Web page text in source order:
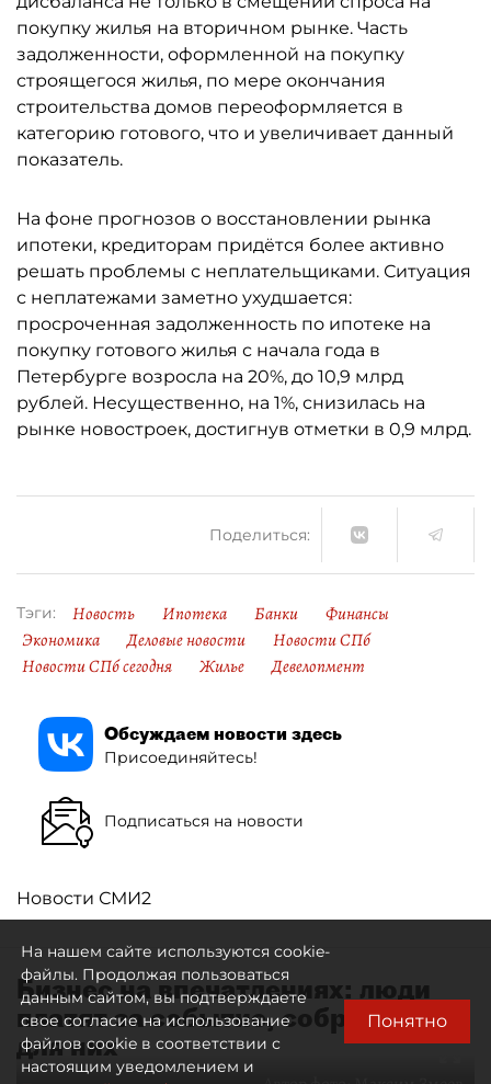
покупку жилья на вторичном рынке. Часть
задолженности, оформленной на покупку
строящегося жилья, по мере окончания
строительства домов переоформляется в
категорию готового, что и увеличивает данный
показатель.
На фоне прогнозов о восстановлении рынка
ипотеки, кредиторам придётся более активно
решать проблемы с неплательщиками. Ситуация
с неплатежами заметно ухудшается:
просроченная задолженность по ипотеке на
покупку готового жилья с начала года в
Петербурге возросла на 20%, до 10,9 млрд
рублей. Несущественно, на 1%, снизилась на
рынке новостроек, достигнув отметки в 0,9 млрд.
Поделиться:
Тэги: Новость Ипотека Банки
Финансы
Экономика
Деловые новости
Новости СПб
Новости СПб сегодня
Жилье Девелопмент
Обсуждаем новости здесь
Присоединяйтесь!
Подписаться на новости
Новости СМИ2
Бизнес на впечатлениях: люди
платят за событие, собранное
для них
На нашем сайте используются cookie-
файлы. Продолжая пользоваться
данным сайтом, вы подтверждаете
свое согласие на использование
файлов cookie в соответствии с
настоящим уведомлением и
Понятно